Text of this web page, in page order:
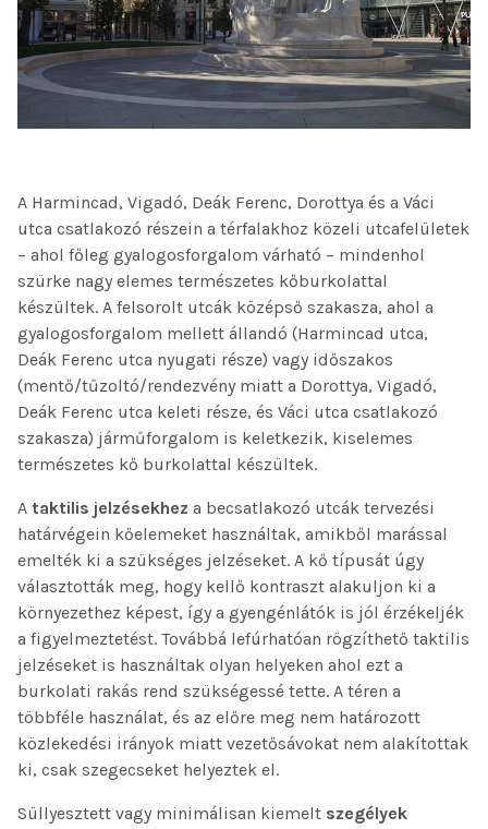
A Harmincad, Vigadó, Deák Ferenc, Dorottya és a Váci
utca csatlakozó részein a térfalakhoz közeli utcafelületek
– ahol főleg gyalogosforgalom várható – mindenhol
szürke nagy elemes természetes kőburkolattal
készültek. A felsorolt utcák középső szakasza, ahol a
gyalogosforgalom mellett állandó (Harmincad utca,
Deák Ferenc utca nyugati része) vagy időszakos
(mentő/tűzoltó/rendezvény miatt a Dorottya, Vigadó,
Deák Ferenc utca keleti része, és Váci utca csatlakozó
szakasza) járműforgalom is keletkezik, kiselemes
természetes kő burkolattal készültek.
A taktilis jelzésekhez a becsatlakozó utcák tervezési
határvégein kőelemeket használtak, amikből marással
emelték ki a szükséges jelzéseket. A kő típusát úgy
választották meg, hogy kellő kontraszt alakuljon ki a
környezethez képest, így a gyengénlátók is jól érzékeljék
a figyelmeztetést. Továbbá lefúrhatóan rögzíthető taktilis
jelzéseket is használtak olyan helyeken ahol ezt a
burkolati rakás rend szükségessé tette. A téren a
többféle használat, és az előre meg nem határozott
közlekedési irányok miatt vezetősávokat nem alakítottak
ki, csak szegecseket helyeztek el.
Süllyesztett vagy minimálisan kiemelt szegélyek